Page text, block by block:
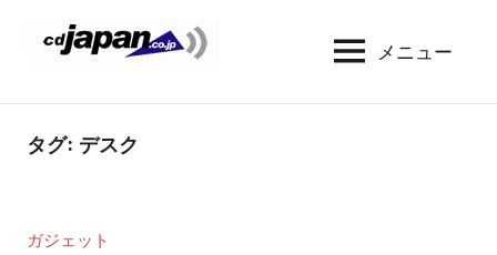
ン
CDJapan
Rental
メニュー
タグ: デスク
ガジェット